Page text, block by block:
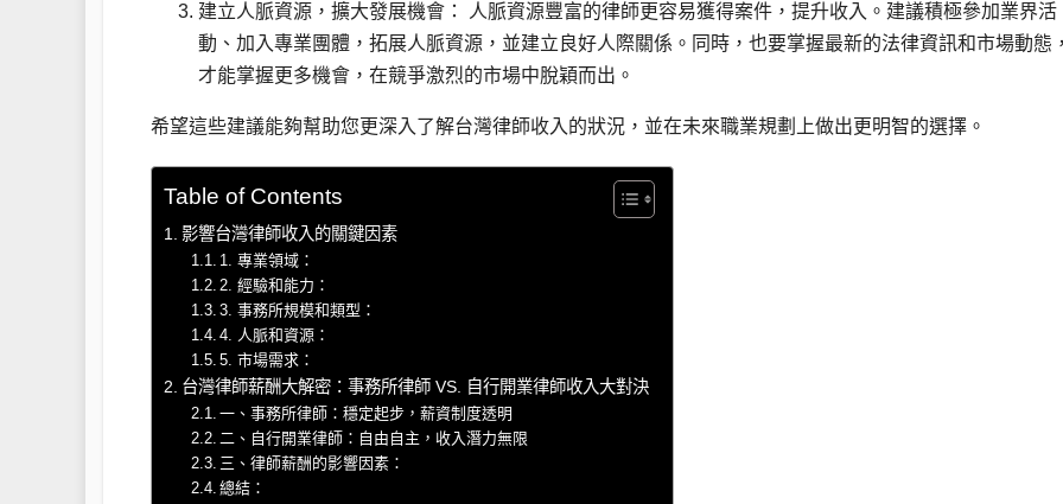
建立人脈資源，擴大發展機會： 人脈資源豐富的律師更容易獲得案件，提升收入。建議積極參加業界活
動、加入專業團體，拓展人脈資源，並建立良好人際關係。同時，也要掌握最新的法律資訊和市場動態，
才能掌握更多機會，在競爭激烈的市場中脫穎而出。
希望這些建議能夠幫助您更深入了解台灣律師收入的狀況，並在未來職業規劃上做出更明智的選擇。
Table of Contents
影響台灣律師收入的關鍵因素
1. 專業領域：
2. 經驗和能力：
3. 事務所規模和類型：
4. 人脈和資源：
5. 市場需求：
台灣律師薪酬大解密：事務所律師 VS. 自行開業律師收入大對決
一、事務所律師：穩定起步，薪資制度透明
二、自行開業律師：自由自主，收入潛力無限
三、律師薪酬的影響因素：
總結：